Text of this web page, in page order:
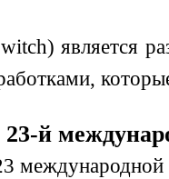
является
й
международной